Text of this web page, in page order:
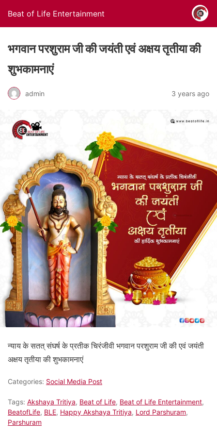
Beat of Life Entertainment
भगवान परशुराम जी की जयंती एवं अक्षय तृतीया की
शुभकामनाएं
admin 3 years ago
न्याय के सतत् संघर्ष के प्रतीक चिरंजीवी भगवान परशुराम जी की एवं जयंती
अक्षय तृतीया की शुभकामनाएं
Categories: Social Media Post
Tags: Akshaya Tritiya, Beat of Life, Beat of Life Entertainment,
BeatofLife, BLE, Happy Akshaya Tritiya, Lord Parshuram,
Parshuram